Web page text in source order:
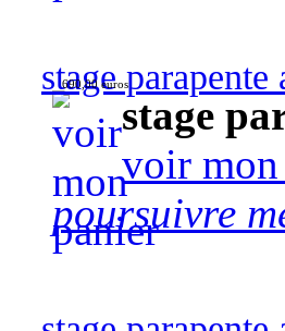
stage
690,00 euros
stage
voir
poursuivre